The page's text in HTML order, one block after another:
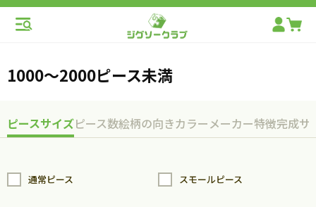
1000～2000ピース未満
ピースサイズピース数絵柄の向きカラーメーカー特徴完成サ
通常ピース スモールピース